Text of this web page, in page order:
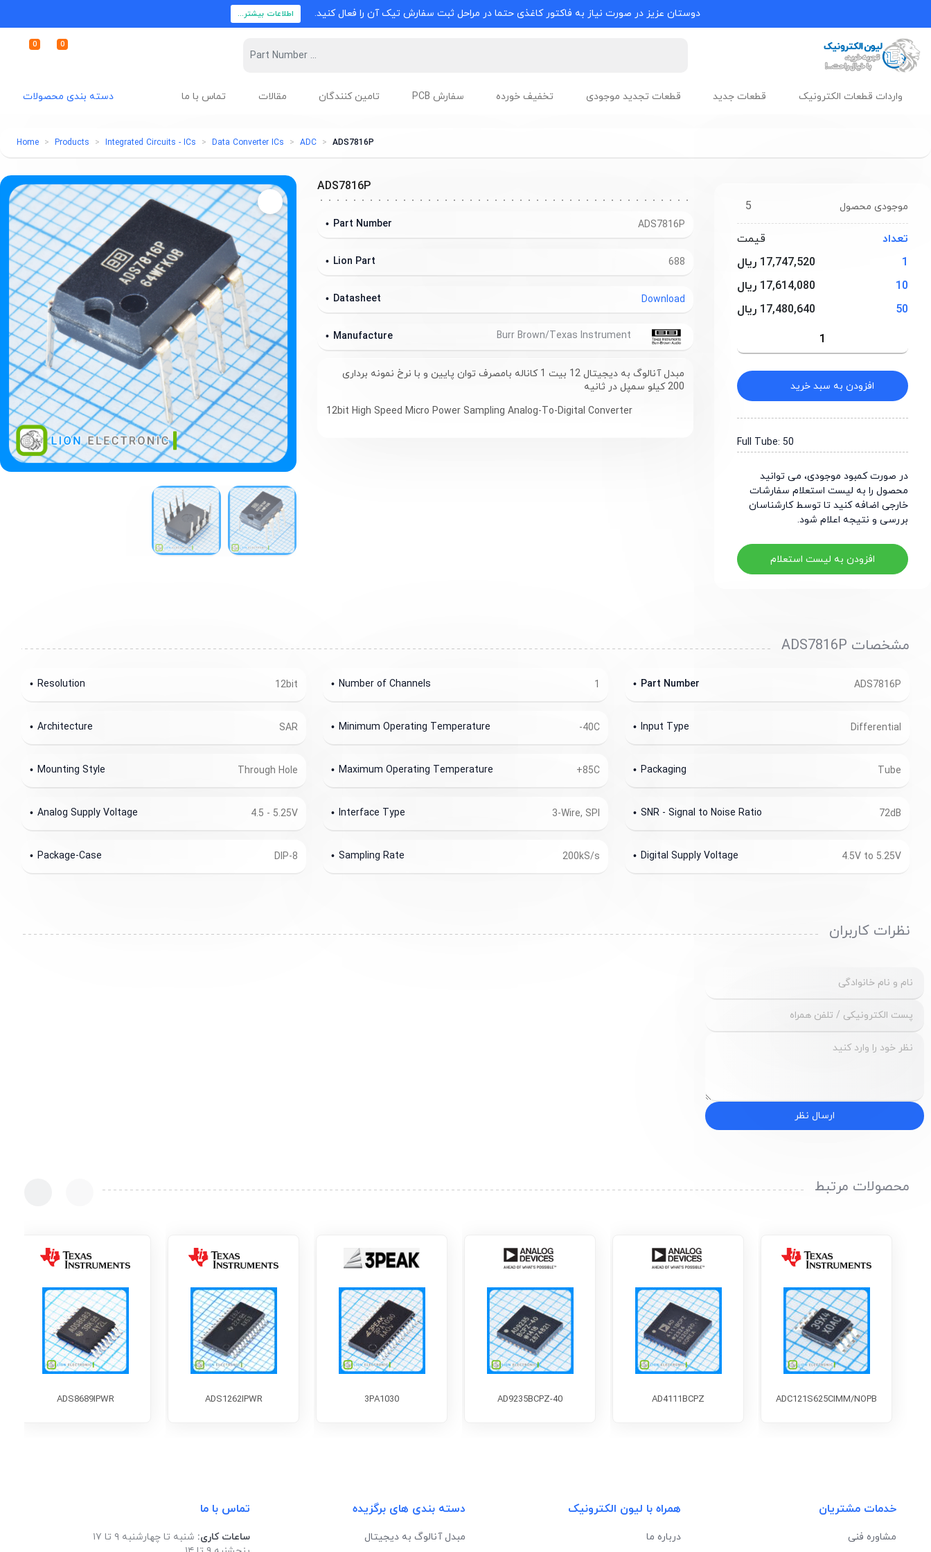
دوستان عزیز در صورت نیاز به فاکتور کاغذی حتما در مراحل ثبت سفارش تیک آن را فعال کنید. اطلاعات بیشتر...
0 0
دسته بندی محصولات واردات قطعات الکترونیک قطعات جدید قطعات تجدید موجودی تخفیف خورده سفارش PCB تامین کنندگان مقالات تماس با ما
Home Products Integrated Circuits - ICs Data Converter ICs ADC ADS7816P
5 موجودی محصول
تعداد
قیمت
1
17,747,520 ریال
10
17,614,080 ریال
50
17,480,640 ریال
افزودن به سبد خرید
Full Tube: 50
در صورت کمبود موجودی، می توانید
محصول را به لیست استعلام سفارشات
خارجی اضافه کنید تا توسط کارشناسان
بررسی و نتیجه اعلام شود.
افزودن به لیست استعلام
ADS7816P
ADS7816P
Part Number
688
Lion Part
Download
Datasheet
Manufacture
مبدل آنالوگ به دیجیتال 12 بیت 1 کاناله بامصرف توان پایین و با نرخ نمونه برداری
200 کیلو سمپل در ثانیه
12bit High Speed Micro Power Sampling Analog-To-Digital Converter
مشخصات ADS7816P
ADS7816P
Part Number
1
Number of Channels
12bit
Resolution
Differential
Input Type
-40C
Minimum Operating Temperature
SAR
Architecture
Tube
Packaging
+85C
Maximum Operating Temperature
Through Hole
Mounting Style
72dB
SNR - Signal to Noise Ratio
3-Wire, SPI
Interface Type
4.5 - 5.25V
Analog Supply Voltage
4.5V to 5.25V
Digital Supply Voltage
200kS/s
Sampling Rate
DIP-8
Package-Case
نظرات کاربران
ارسال نظر
محصولات مرتبط
ADC121S625CIMM/NOPB
AD4111BCPZ
AD9235BCPZ-40
3PA1030
ADS1262IPWR
ADS8689IPWR
خدمات مشتریان
مشاوره فنی
همراه با لیون الکترونیک
درباره ما
دسته بندی های برگزیده
مبدل آنالوگ به دیجیتال
تماس با ما
ساعات کاری: شنبه تا چهارشنبه ۹ تا ۱۷